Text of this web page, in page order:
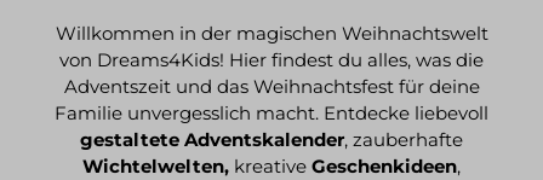
Willkommen in der magischen Weihnachtswelt
von Dreams4Kids! Hier findest du alles, was die
Adventszeit und das Weihnachtsfest für deine
Familie unvergesslich macht. Entdecke liebevoll
gestaltete Adventskalender, zauberhafte
Wichtelwelten, kreative Geschenkideen,